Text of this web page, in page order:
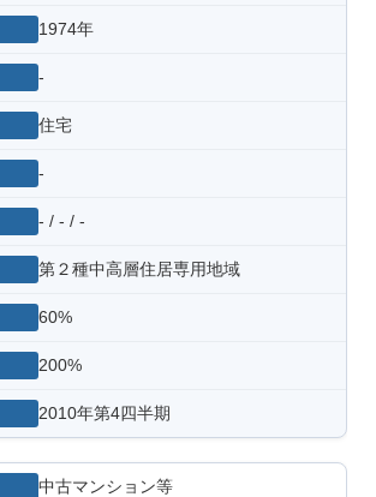
1974年
-
住宅
-
- / - / -
第２種中高層住居専用地域
60%
200%
2010年第4四半期
中古マンション等